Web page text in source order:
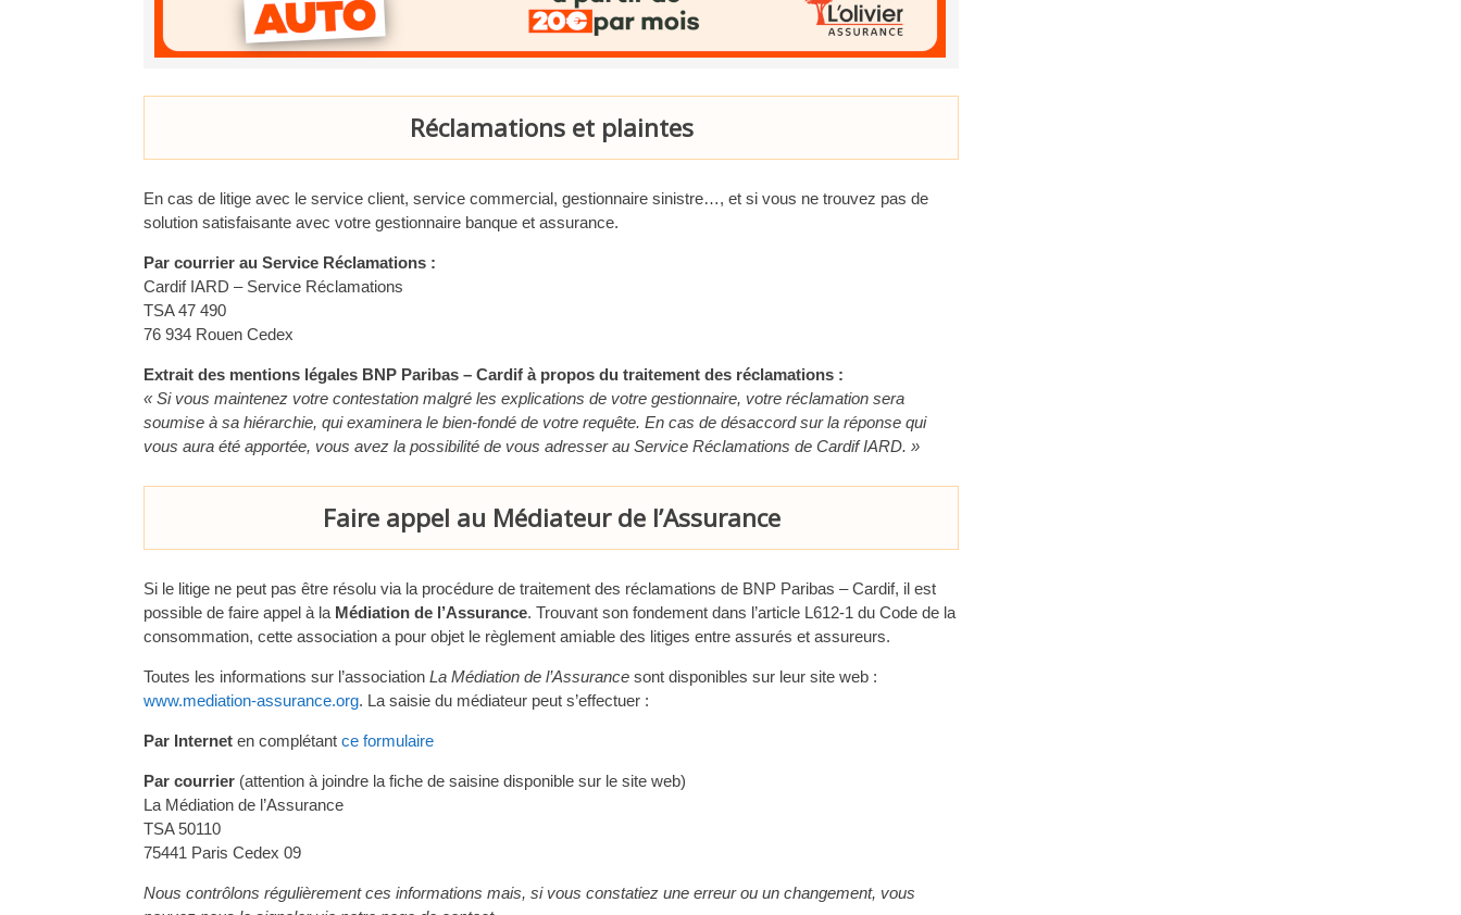
Réclamations et plaintes
En cas de litige avec le service client, service commercial, gestionnaire sinistre…, et si vous ne trouvez pas de
solution satisfaisante avec votre gestionnaire banque et assurance.
Par courrier au Service Réclamations :
Cardif IARD – Service Réclamations
TSA 47 490
76 934 Rouen Cedex
Extrait des mentions légales BNP Paribas – Cardif à propos du traitement des réclamations :
« Si vous maintenez votre contestation malgré les explications de votre gestionnaire, votre réclamation sera
soumise à sa hiérarchie, qui examinera le bien-fondé de votre requête. En cas de désaccord sur la réponse qui
vous aura été apportée, vous avez la possibilité de vous adresser au Service Réclamations de Cardif IARD. »
Faire appel au Médiateur de l’Assurance
Si le litige ne peut pas être résolu via la procédure de traitement des réclamations de BNP Paribas – Cardif, il est
possible de faire appel à la Médiation de l’Assurance. Trouvant son fondement dans l’article L612-1 du Code de la
consommation, cette association a pour objet le règlement amiable des litiges entre assurés et assureurs.
Toutes les informations sur l’association La Médiation de l’Assurance sont disponibles sur leur site web :
www.mediation-assurance.org. La saisie du médiateur peut s’effectuer :
Par Internet en complétant ce formulaire
Par courrier (attention à joindre la fiche de saisine disponible sur le site web)
La Médiation de l’Assurance
TSA 50110
75441 Paris Cedex 09
Nous contrôlons régulièrement ces informations mais, si vous constatiez une erreur ou un changement, vous